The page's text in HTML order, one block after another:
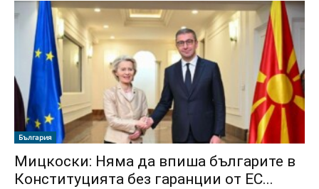
България
Мицкоски: Няма да впиша българите в
Конституцията без гаранции от ЕС...